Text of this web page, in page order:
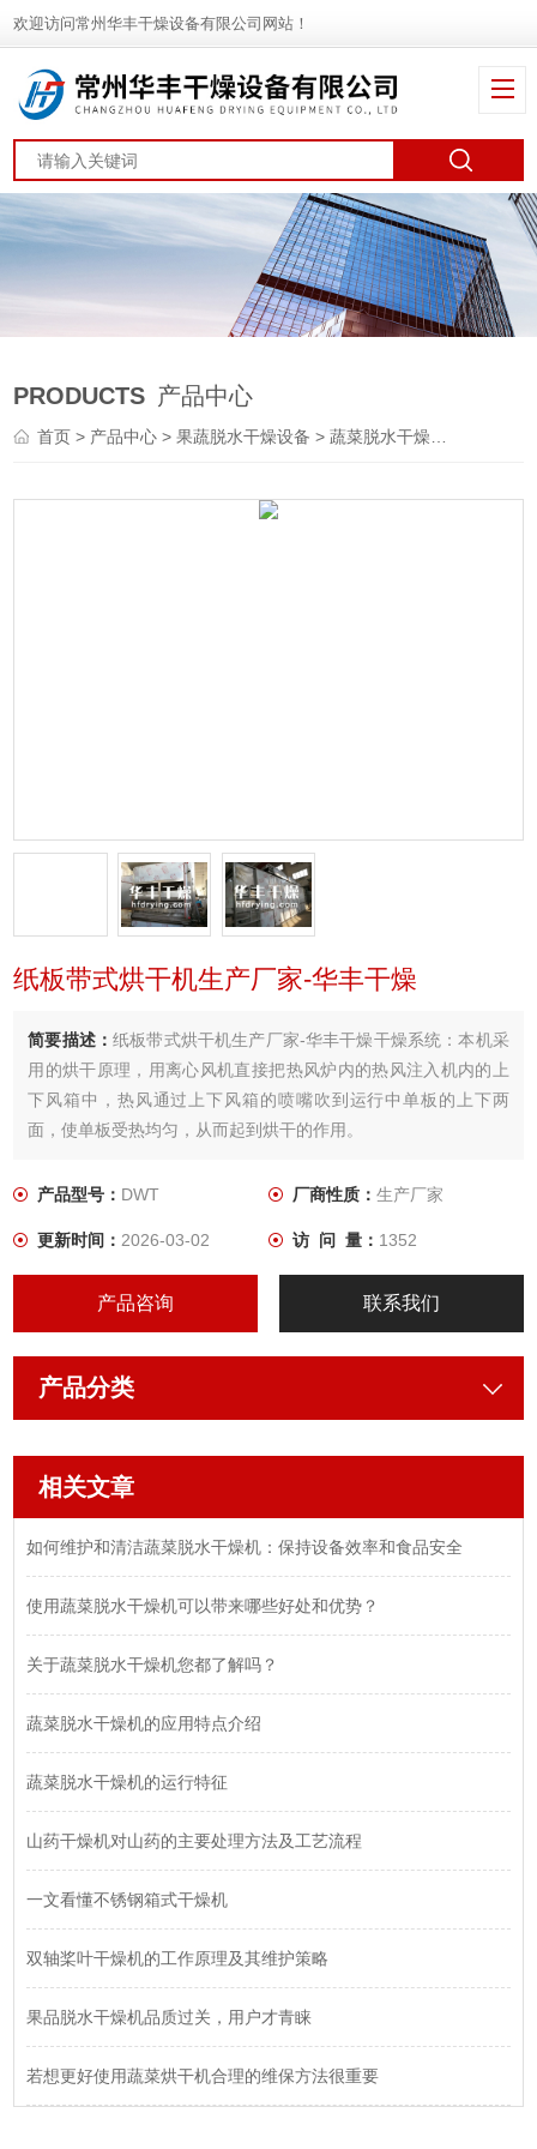
欢迎访问常州华丰干燥设备有限公司网站！
PRODUCTS 产品中心
首页> 产品中心 >果蔬脱水干燥设备 >蔬菜脱水干燥机
纸板带式烘干机生产厂家-华丰干燥
简要描述：纸板带式烘干机生产厂家-华丰干燥干燥系统：本机采
用的烘干原理，用离心风机直接把热风炉内的热风注入机内的上
下风箱中，热风通过上下风箱的喷嘴吹到运行中单板的上下两
面，使单板受热均匀，从而起到烘干的作用。
产品型号： DWT 厂商性质： 生产厂家
更新时间：2026-03-02 访 问 量： 1352
产品咨询 联系我们
产品分类
相关文章
如何维护和清洁蔬菜脱水干燥机：保持设备效率和食品安全
使用蔬菜脱水干燥机可以带来哪些好处和优势？
关于蔬菜脱水干燥机您都了解吗？
蔬菜脱水干燥机的应用特点介绍
蔬菜脱水干燥机的运行特征
山药干燥机对山药的主要处理方法及工艺流程
一文看懂不锈钢箱式干燥机
双轴桨叶干燥机的工作原理及其维护策略
果品脱水干燥机品质过关，用户才青睐
若想更好使用蔬菜烘干机合理的维保方法很重要